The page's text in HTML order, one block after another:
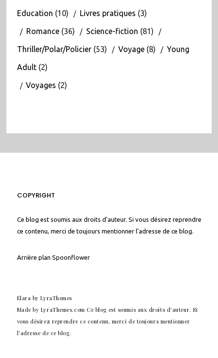
Education (10) Livres pratiques (3)
Romance(36) Science-fiction (81)
Thriller/Polar/Policier(53) Voyage(8) Young
Adult(2)
Voyages (2)
COPYRIGHT
Ce blog est soumis aux droits d'auteur. Si vous désirez reprendre
ce contenu, merci de toujours mentionner l'adresse de ce blog.
Arrière plan Spoonflower
Elara by LyraThemes
Made by LyraThemes.com Ce blog est soumis aux droits d'auteur. Si
vous désirez reprendre ce contenu, merci de toujours mentionner
l'adresse de ce blog.